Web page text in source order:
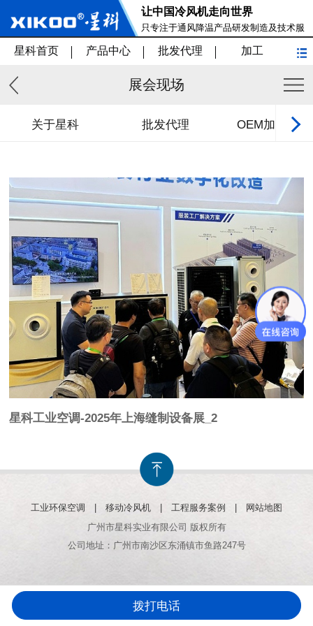
让中国冷风机走向世界
只专注于通风降温产品研发制造及技术服
务
星科首页 产品中心 批发代理 加工
展会现场
关于星科 批发代理 OEM加工/贴
星科工业空调-2025年上海缝制设备展_2
工业环保空调 移动冷风机 工程服务案例
网站地图
广州市星科实业有限公司 版权所有
公司地址：广州市南沙区东涌镇市鱼路247号
电话咨询 返回首页
拨打电话